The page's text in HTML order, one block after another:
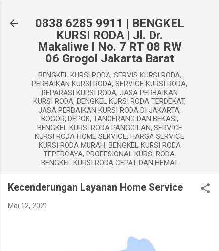
0838 6285 9911 | BENGKEL
KURSI RODA | Jl. Dr.
Makaliwe I No. 7 RT 08 RW
06 Grogol Jakarta Barat
BENGKEL KURSI RODA, SERVIS KURSI RODA,
PERBAIKAN KURSI RODA, SERVICE KURSI RODA,
REPARASI KURSI RODA, JASA PERBAIKAN
KURSI RODA, BENGKEL KURSI RODA TERDEKAT,
JASA PERBAIKAN KURSI RODA DI JAKARTA,
BOGOR, DEPOK, TANGERANG DAN BEKASI,
BENGKEL KURSI RODA PANGGILAN, SERVICE
KURSI RODA HOME SERVICE, HARGA SERVICE
KURSI RODA MURAH, BENGKEL KURSI RODA
TEPERCAYA, PROFESIONAL KURSI RODA,
BENGKEL KURSI RODA CEPAT DAN HEMAT
Kecenderungan Layanan Home Service
Mei 12, 2021